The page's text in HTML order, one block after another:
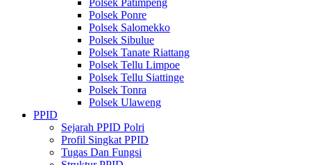
Polsek Patimpeng
Polsek Ponre
Polsek Salomekko
Polsek Sibulue
Polsek Tanate Riattang
Polsek Tellu Limpoe
Polsek Tellu Siattinge
Polsek Tonra
Polsek Ulaweng
PPID
Sejarah PPID Polri
Profil Singkat PPID
Tugas Dan Fungsi